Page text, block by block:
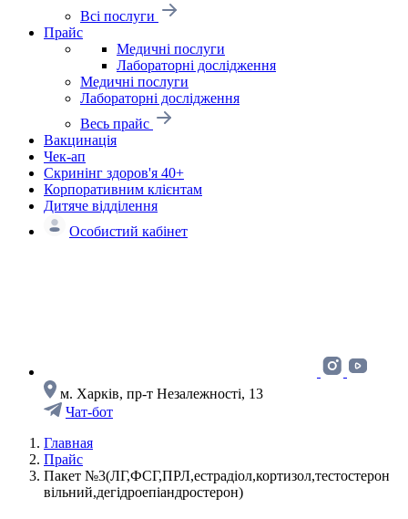
Всі послуги
Прайс
Медичні послуги
Лабораторні дослідження
Медичні послуги
Лабораторні дослідження
Весь прайс
Вакцинація
Чек-ап
Скринінг здоров'я 40+
Корпоративним клієнтам
Дитяче відділення
Особистий кабінет
м. Харків, пр-т Незалежності, 13
Чат-бот
Главная
Прайс
Пакет №3(ЛГ,ФСГ,ПРЛ,естрадіол,кортизол,тестостерон
вільний,дегідроепіандростерон)